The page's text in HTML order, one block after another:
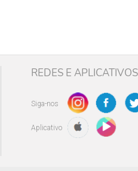
REDES E APLICATIVOS
Siga-nos
Aplicativo